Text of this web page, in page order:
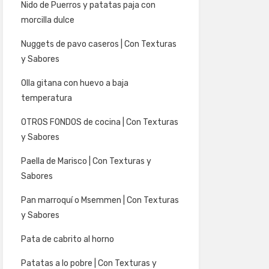
Nido de Puerros y patatas paja con
morcilla dulce
Nuggets de pavo caseros | Con Texturas
y Sabores
Olla gitana con huevo a baja
temperatura
OTROS FONDOS de cocina | Con Texturas
y Sabores
Paella de Marisco | Con Texturas y
Sabores
Pan marroquí o Msemmen | Con Texturas
y Sabores
Pata de cabrito al horno
Patatas a lo pobre | Con Texturas y